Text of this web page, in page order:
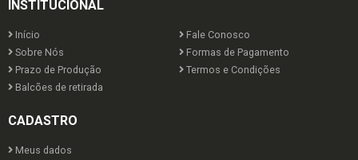
INSTITUCIONAL
Início
Fale Conosco
Sobre Nós
Formas de Pagamento
Prazo de Produção
Termos e Condições
Balcões de retirada
CADASTRO
Meus dados